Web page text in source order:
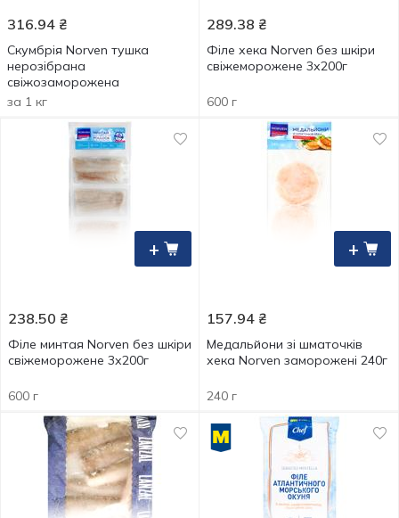
316.94 ₴
Скумбрія Norven тушка
нерозібрана
свіжозаморожена
за 1 кг
289.38 ₴
Філе хека Norven без шкіри
свіжеморожене 3х200г
600 г
+
238.50 ₴
Філе минтая Norven без шкіри
свіжеморожене 3х200г
600 г
+
157.94 ₴
Медальйони зі шматочків
хека Norven заморожені 240г
240 г